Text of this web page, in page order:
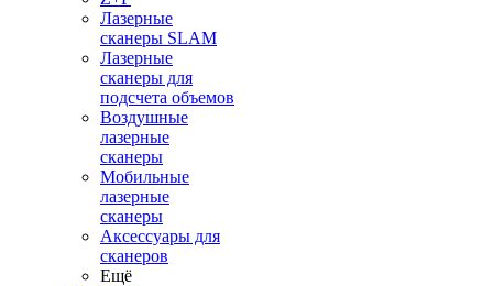
Лазерные
сканеры SLAM
Лазерные
сканеры для
подсчета объемов
Воздушные
лазерные
сканеры
Мобильные
лазерные
сканеры
Аксессуары для
сканеров
Ещё